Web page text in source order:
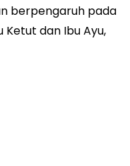
berpengaruh pada
Ketut dan Ibu Ayu,